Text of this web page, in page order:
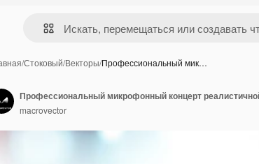
/Стоковый/Векторы/Профессиональный мик…
macrovector